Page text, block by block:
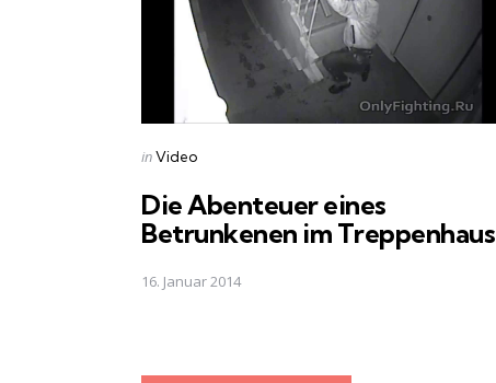
Posted
inVideo
Die Abenteuer eines
Betrunkenen im Treppenhaus
16. Januar 2014